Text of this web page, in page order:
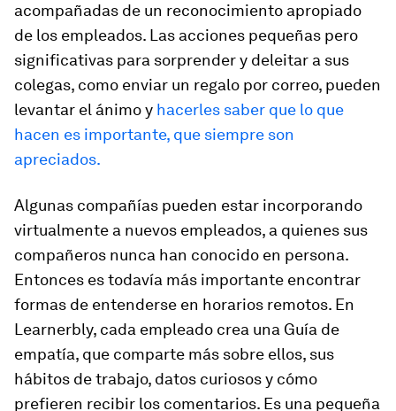
acompañadas de un reconocimiento apropiado
de los empleados. Las acciones pequeñas pero
significativas para sorprender y deleitar a sus
colegas, como enviar un regalo por correo, pueden
levantar el ánimo y hacerles saber que lo que
hacen es importante, que siempre son
apreciados.
Algunas compañías pueden estar incorporando
virtualmente a nuevos empleados, a quienes sus
compañeros nunca han conocido en persona.
Entonces es todavía más importante encontrar
formas de entenderse en horarios remotos. En
Learnerbly, cada empleado crea una Guía de
empatía, que comparte más sobre ellos, sus
hábitos de trabajo, datos curiosos y cómo
prefieren recibir los comentarios. Es una pequeña